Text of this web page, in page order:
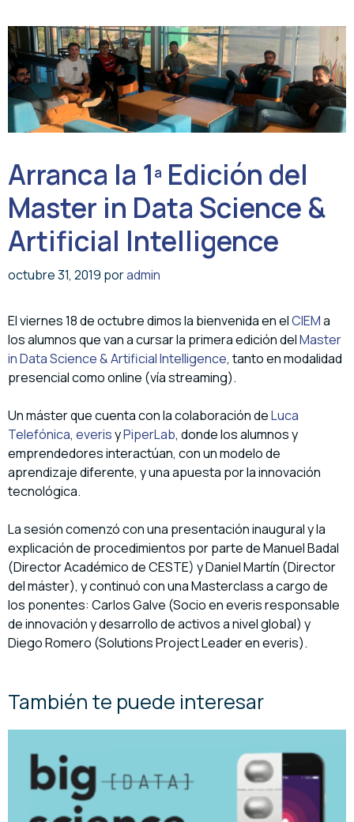
Arranca la 1ª Edición del
Master in Data Science &
Artificial Intelligence
octubre 31, 2019 poradmin
El viernes 18 de octubre dimos la bienvenida en elCIEMa
los alumnos que van a cursar la primera edición delMaster
in Data Science & Artificial Intelligence, tanto en modalidad
presencial como online (vía streaming).
Un máster que cuenta con la colaboración deLuca
Telefónica, everisyPiperLab, donde los alumnos y
emprendedores interactúan, con un modelo de
aprendizaje diferente, y una apuesta por la innovación
tecnológica.
La sesión comenzó con una presentación inaugural y la
explicación de procedimientos por parte de Manuel Badal
(Director Académico de CESTE) y Daniel Martín (Director
del máster), y continuó con unaMasterclass a cargo de
los ponentes: Carlos Galve (Socio en everis responsable
de innovación y desarrollo de activos a nivel global) y
Diego Romero (Solutions Project Leader en everis).
También te puede interesar